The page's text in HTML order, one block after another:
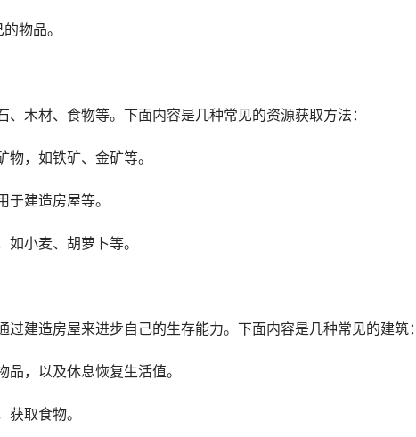
物品。
木材、食物等。下面内容是几种常见的资源获取方法：
，如铁矿、金矿等。
建造房屋等。
小麦、胡萝卜等。
建造房屋来进步自己的生存能力。下面内容是几种常见的建筑：
，以及休息恢复生活值。
取食物。